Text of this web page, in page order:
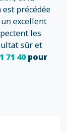
est précédée
excellent
les
sûr et
71 40pour